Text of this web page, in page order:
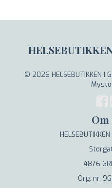
© 2026 HELSEBUTIKKEN I
Om
4876
Org. nr.